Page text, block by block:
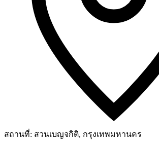
สถานที่: สวนเบญจกิติ, กรุงเทพมหานคร